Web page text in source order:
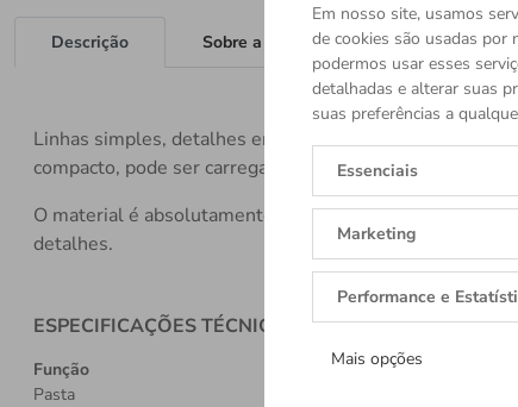
Em nosso site, usamos
de cookies são usadas por
podermos usar esses
detalhadas e alterar suas
suas preferências a
Essenciais
Marketing
Performance e
Mais opções
Descrição Sobre a Marca
Linhas simples, detalhes em couro macio, corpo da
compacto, pode ser carregada na mão, usada no
O material é absolutamente de primeira classe, e os
detalhes.
ESPECIFICAÇÕES TÉCNICAS
Função
Pasta